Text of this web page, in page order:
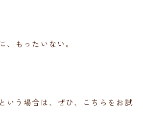
、もったいない。
いう場合は、ぜひ、こちらをお試